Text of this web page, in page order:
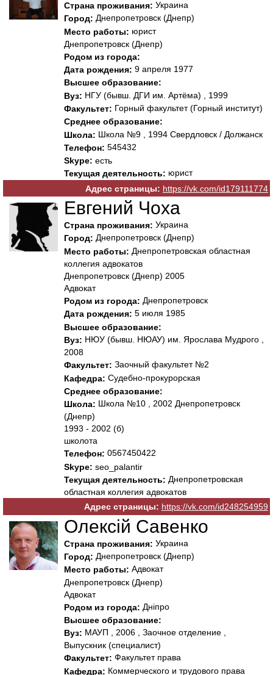
Страна проживания: Украина
Город: Днепропетровск (Днепр)
Место работы: юрист
Днепропетровск (Днепр)
Родом из города:
Дата рождения: 9 апреля 1977
Высшее образование:
Вуз: НГУ (бывш. ДГИ им. Артёма) , 1999
Факультет: Горный факультет (Горный институт)
Среднее образование:
Школа: Школа №9 , 1994 Свердловск / Должанск
Телефон: 545432
Skype: есть
Текущая деятельность: юрист
Адрес страницы: https://vk.com/id179111774
Евгений Чоха
Страна проживания: Украина
Город: Днепропетровск (Днепр)
Место работы: Днепропетровская областная
коллегия адвокатов
Днепропетровск (Днепр) 2005
Адвокат
Родом из города: Днепропетровск
Дата рождения: 5 июля 1985
Высшее образование:
Вуз: НЮУ (бывш. НЮАУ) им. Ярослава Мудрого ,
2008
Факультет: Заочный факультет №2
Кафедра: Судебно-прокурорская
Среднее образование:
Школа: Школа №10 , 2002 Днепропетровск
(Днепр)
1993 - 2002 (б)
школота
Телефон: 0567450422
Skype: seo_palantir
Текущая деятельность: Днепропетровская
областная коллегия адвокатов
Адрес страницы: https://vk.com/id248254959
Олексій Савенко
Страна проживания: Украина
Город: Днепропетровск (Днепр)
Место работы: Адвокат
Днепропетровск (Днепр)
Адвокат
Родом из города: Дніпро
Высшее образование:
Вуз: МАУП , 2006 , Заочное отделение ,
Выпускник (специалист)
Факультет: Факультет права
Кафедра: Коммерческого и трудового права